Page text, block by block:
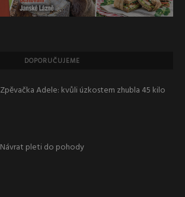
DOPORUČUJEME
Zpěvačka Adele: kvůli úzkostem zhubla 45 kilo
Návrat pleti do pohody